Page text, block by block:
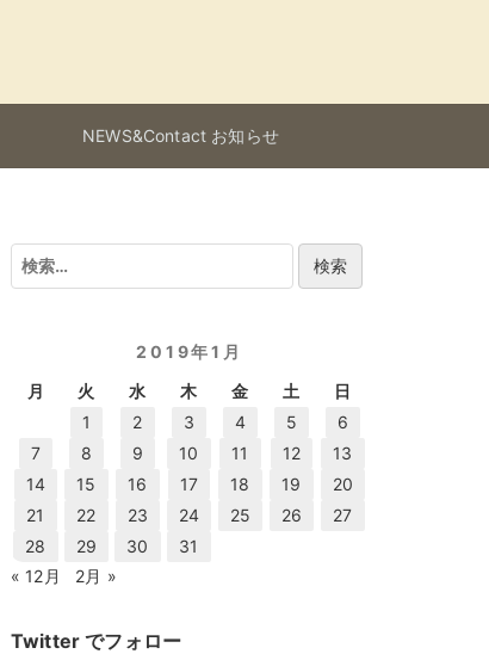
NEWS&Contact お知らせ
検
索:
2019年1月
月
火 水 木 金 土
日
1
2 3 4 5
6
7
8 9 10 11 12
13
14
15 16 17 18 19
20
21
22 23 24 25 26
27
28
29 30
31
« 12月
2月 »
Twitter でフォロー